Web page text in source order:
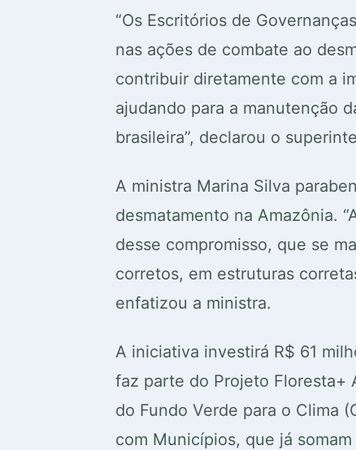
“Os Escritórios de
nas ações de combate ao
contribuir diretamente com a
ajudando para a manutenção
brasileira”, declarou o
A ministra Marina Silva
desmatamento na Amazônia.
desse compromisso, que se
corretos, em estruturas
enfatizou a ministra.
A iniciativa investirá R$ 61
faz parte do Projeto Floresta+
do Fundo Verde para o Clima
com Municípios, que já